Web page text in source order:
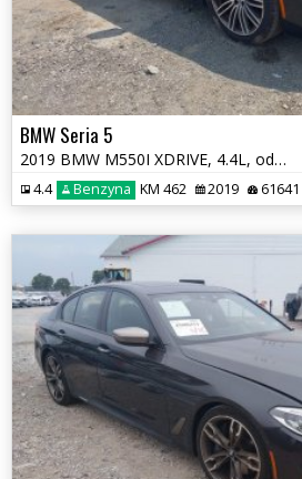
BMW Seria 5
2019 BMW M550I XDRIVE, 4.4L, od ubezpieczalni
4.4 Benzyna KM 462 2019 61641